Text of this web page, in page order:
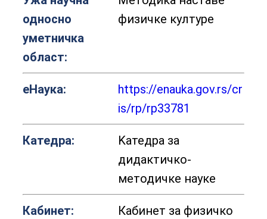
односно
уметничка
област:
физичке културе
еНаука:
https://enauka.gov.rs/cr
is/rp/rp33781
Катедра:
Kатедра за
дидактичко-
методичке науке
Кабинет:
Кабинет за физичко